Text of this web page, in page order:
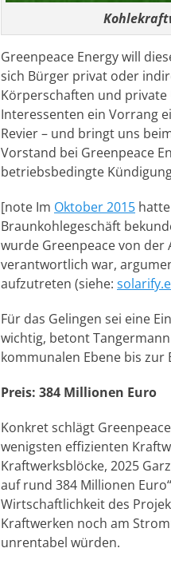
Greenpeace Energy will
sich Bürger privat oder
Körperschaften und
Interessenten ein Vorrang
Revier – und bringt uns
Vorstand bei Greenpeace
betriebsbedingte
[note Im Oktober 2015
Braunkohlegeschäft
wurde Greenpeace von der
verantwortlich war,
aufzutreten (siehe:
Für das Gelingen sei eine
wichtig, betont
kommunalen Ebene bis zur
Preis: 384 Millionen Euro
Konkret schlägt
wenigsten effizienten
Kraftwerksblöcke, 2025
auf rund 384 Millionen
Wirtschaftlichkeit des
Kraftwerken noch am
unrentabel würden.